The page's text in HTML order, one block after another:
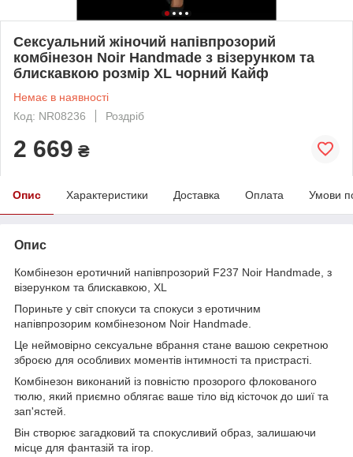
Сексуальний жіночий напівпрозорий
комбінезон Noir Handmade з візерунком та
блискавкою розмір XL чорний Кайф
Немає в наявності
Код: NR08236
Роздріб
2 669 ₴
Опис Характеристики Доставка Оплата Умови
Опис
Комбінезон еротичний напівпрозорий F237 Noir Handmade, з
візерунком та блискавкою, XL
Пориньте у світ спокуси та спокуси з еротичним
напівпрозорим комбінезоном Noir Handmade.
Це неймовірно сексуальне вбрання стане вашою секретною
зброєю для особливих моментів інтимності та пристрасті.
Комбінезон виконаний із повністю прозорого флокованого
тюлю, який приємно облягає ваше тіло від кісточок до шиї та
зап'ястей.
Він створює загадковий та спокусливий образ, залишаючи
місце для фантазій та ігор.